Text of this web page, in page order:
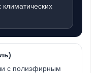
климатических
с полиэфирным